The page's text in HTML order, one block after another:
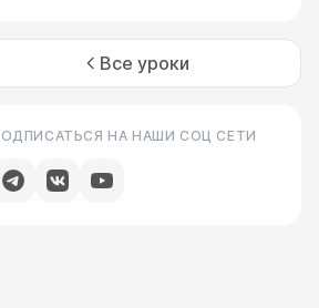
Все уроки
НА НАШИ СОЦ СЕТИ